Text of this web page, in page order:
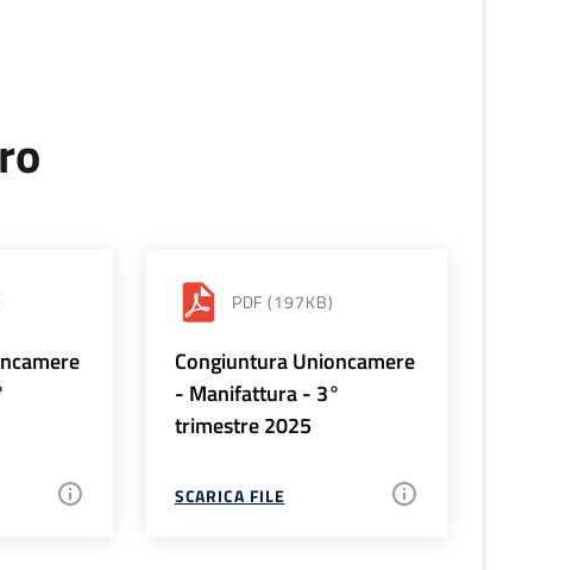
PDF (197KB)
Congiuntura Unioncamere
- Manifattura - 3°
trimestre 2025
SCARICA FILE